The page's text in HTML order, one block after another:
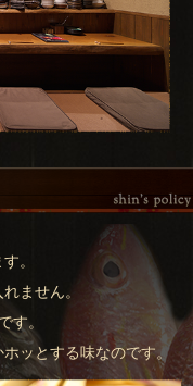
。
ません。
す。
ッとする味なのです。